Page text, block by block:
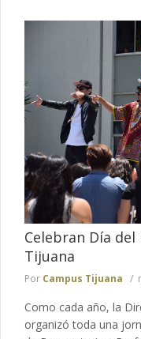
Celebran Día
Tijuana
Por Campus Tijuana
Como cada año, la
organizó toda una